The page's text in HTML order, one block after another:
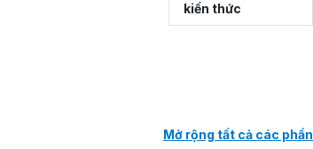
kiến thức
Mở rộng tất cả các phần